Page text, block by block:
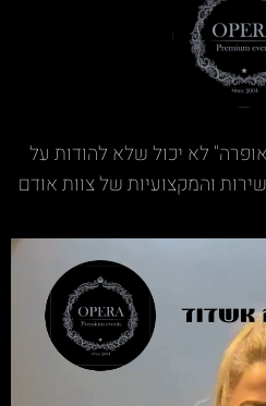
לא יכול שלא להודות על
והמקצועיות של צוות אודם